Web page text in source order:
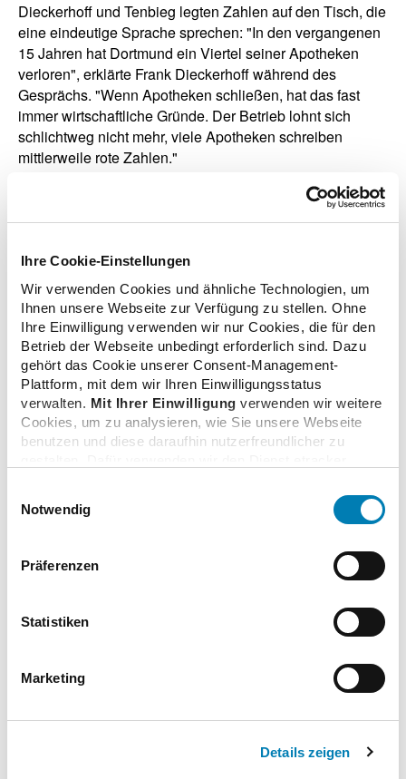
Ihre Cookie-Einstellungen
Wir verwenden Cookies und ähnliche Technologien, um
Ihnen unsere Webseite zur Verfügung zu stellen. Ohne
Ihre Einwilligung verwenden wir nur Cookies, die für den
Betrieb der Webseite unbedingt erforderlich sind. Dazu
gehört das Cookie unserer Consent-Management-
Plattform, mit dem wir Ihren Einwilligungsstatus
verwalten. Mit Ihrer Einwilligung verwenden wir weitere
Cookies, um zu analysieren, wie Sie unsere Webseite
benutzen und diese daraufhin nutzerfreundlicher zu
Adresse und Ihr Surfverhalten verarbeitet. Mit einem
Klick auf „Cookies zulassen“ stimmen Sie der
erforderlichen Cookies zu. Über die Schaltfläche „Nur
notwendige Cookies verwenden“ können Sie die nicht
unteren Regler Ihre persönlichen Bedürfnisse individuell
einstellen. Sie können Ihre Einwilligung jederzeit mit
Informationen finden Sie in unseren
Datenschutzhinweisen.
Notwendig
Präferenzen
Statistiken
Marketing
Details zeigen
Dieckerhoff und Tenbieg legten Zahlen auf den Tisch, die
eine eindeutige Sprache sprechen: "In den vergangenen
15 Jahren hat Dortmund ein Viertel seiner Apotheken
verloren", erklärte Frank Dieckerhoff während des
Gesprächs. "Wenn Apotheken schließen, hat das fast
immer wirtschaftliche Gründe. Der Betrieb lohnt sich
schlichtweg nicht mehr, viele Apotheken schreiben
mittlerweile rote Zahlen."
Zur geplanten Reform von SPD-Minister Lauterbach
haben die Apotheker eine klare Meinung: "Eine Apotheke
darf es nicht geben. Das würde eine massive
Verschlechterung der Versorgung der Bevölkerung
bedeuten, wenn Pharmazeuten nicht die Möglichkeit
haben, jederzeit in den Prozess der Arzneimittelabgabe
einzugreifen“, so Frank Dieckerhoff. "Für Patienten würde
es zum Glücksspiel, ob ein Apotheker anwesend wäre,
oder nicht." Das sei der erste Schritt zu Apothekenketten
und der Abschied von der mittelständisch geführten
Apotheke.
zurück zur Liste
Zusatzinformationen
Verwandte Nachrichten